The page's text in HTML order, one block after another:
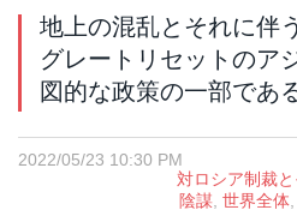
地上の混乱とそれに伴
グレートリセットのア
図的な政策の一部であ
2022/05/23 10:30 PM
対ロシア制裁
陰謀 世界全体